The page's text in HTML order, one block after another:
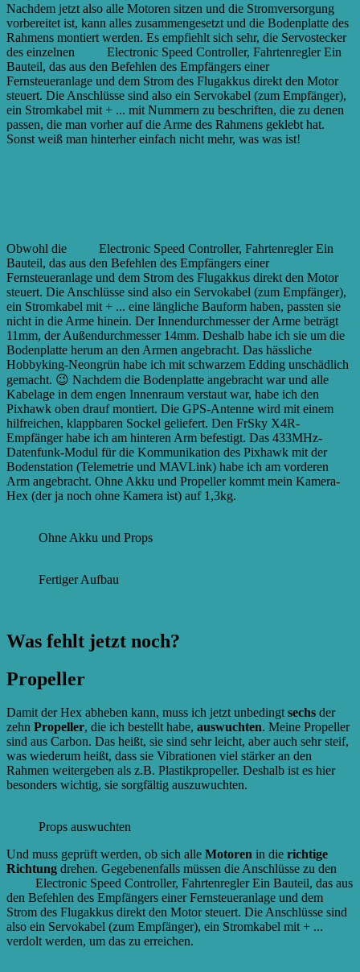
Nachdem jetzt also alle Motoren sitzen und die Stromversorgung
vorbereitet ist, kann alles zusammengesetzt und die Bodenplatte des
Rahmens montiert werden. Es empfiehlt sich sehr, die Servostecker
des einzelnen
Electronic Speed Controller, Fahrtenregler Ein
Bauteil, das aus den Befehlen des Empfängers einer
Fernsteueranlage und dem Strom des Flugakkus direkt den Motor
steuert. Die Anschlüsse sind also ein Servokabel (zum Empfänger),
ein Stromkabel mit + ... mit Nummern zu beschriften, die zu denen
passen, die man vorher auf die Arme des Rahmens geklebt hat.
Sonst weiß man hinterher einfach nicht mehr, was was ist!
Obwohl die
Electronic Speed Controller, Fahrtenregler Ein
Bauteil, das aus den Befehlen des Empfängers einer
Fernsteueranlage und dem Strom des Flugakkus direkt den Motor
steuert. Die Anschlüsse sind also ein Servokabel (zum Empfänger),
ein Stromkabel mit + ... eine längliche Bauform haben, passten sie
nicht in die Arme hinein. Der Innendurchmesser der Arme beträgt
11mm, der Außendurchmesser 14mm. Deshalb habe ich sie um die
Bodenplatte herum an den Armen angebracht. Das hässliche
Hobbyking-Neongrün habe ich mit schwarzem Edding unschädlich
gemacht. 😉 Nachdem die Bodenplatte angebracht war und alle
Kabelage in dem engen Innenraum verstaut war, habe ich den
Pixhawk oben drauf montiert. Die GPS-Antenne wird mit einem
hilfreichen, klappbaren Sockel geliefert. Den FrSky X4R-
Empfänger habe ich am hinteren Arm befestigt. Das 433MHz-
Datenfunk-Modul für die Kommunikation des Pixhawk mit der
Bodenstation (Telemetrie und MAVLink) habe ich am vorderen
Arm angebracht. Ohne Akku und Propeller kommt mein Kamera-
Hex (der ja noch ohne Kamera ist) auf 1,3kg.
Ohne Akku und Props
Fertiger Aufbau
Was fehlt jetzt noch?
Propeller
Damit der Hex abheben kann, muss ich jetzt unbedingtsechs der
zehn Propeller, die ich bestellt habe, auswuchten. Meine Propeller
sind aus Carbon. Das heißt, sie sind sehr leicht, aber auch sehr steif,
was wiederum heißt, dass sie Vibrationen viel stärker an den
Rahmen weitergeben als z.B. Plastikpropeller. Deshalb ist es hier
besonders wichtig, sie sorgfältig auszuwuchten.
Props auswuchten
Und muss geprüft werden, ob sich alle Motoren in die richtige
Richtung drehen. Gegebenenfalls müssen die Anschlüsse zu den
Electronic Speed Controller, Fahrtenregler Ein Bauteil, das aus
den Befehlen des Empfängers einer Fernsteueranlage und dem
Strom des Flugakkus direkt den Motor steuert. Die Anschlüsse sind
also ein Servokabel (zum Empfänger), ein Stromkabel mit + ...
verdolt werden, um das zu erreichen.